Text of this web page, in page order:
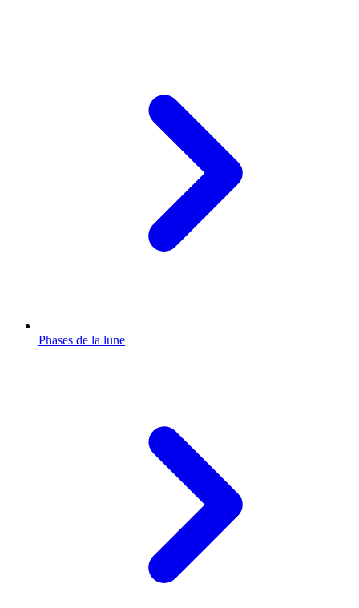
Phases de la lune